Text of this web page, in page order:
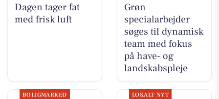
Dagen tager fat
med frisk luft
Grøn
specialarbejder
søges til dynamisk
team med fokus
på have- og
landskabspleje
BOLIGMARKED LOKALT NYT